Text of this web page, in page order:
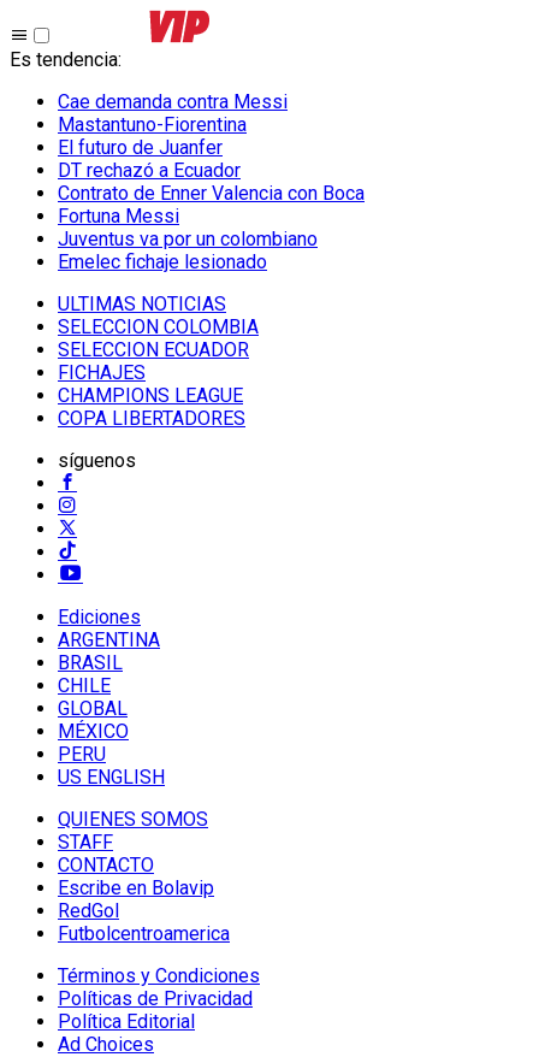
Es tendencia:
Cae demanda contra Messi
Mastantuno-Fiorentina
El futuro de Juanfer
DT rechazó a Ecuador
Contrato de Enner Valencia con Boca
Fortuna Messi
Juventus va por un colombiano
Emelec fichaje lesionado
ULTIMAS NOTICIAS
SELECCION COLOMBIA
SELECCION ECUADOR
FICHAJES
CHAMPIONS LEAGUE
COPA LIBERTADORES
síguenos
Ediciones
ARGENTINA
BRASIL
CHILE
GLOBAL
MÉXICO
PERU
US ENGLISH
QUIENES SOMOS
STAFF
CONTACTO
Escribe en Bolavip
RedGol
Futbolcentroamerica
Términos y Condiciones
Políticas de Privacidad
Política Editorial
Ad Choices